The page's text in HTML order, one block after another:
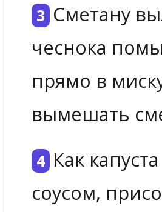
Сметану
чеснока
прямо в
вымешать
Как
соусом,